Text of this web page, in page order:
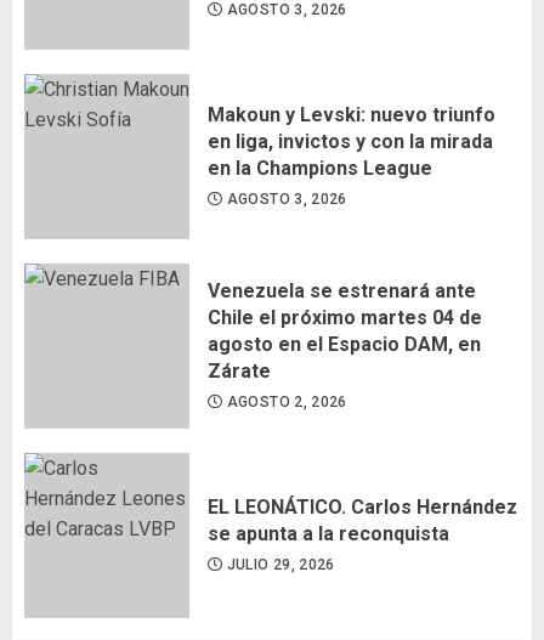
AGOSTO 3, 2026
Makoun y Levski: nuevo triunfo
en liga, invictos y con la mirada
en la Champions League
AGOSTO 3, 2026
Venezuela se estrenará ante
Chile el próximo martes 04 de
agosto en el Espacio DAM, en
Zárate
AGOSTO 2, 2026
EL LEONÁTICO. Carlos Hernández
se apunta a la reconquista
JULIO 29, 2026